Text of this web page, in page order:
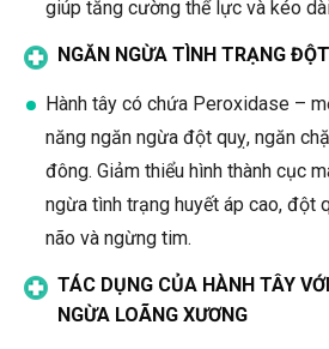
giúp tăng cường thể lực và kéo
NGĂN NGỪA TÌNH TRẠNG
Hành tây có chứa Peroxidase –
năng ngăn ngừa đột quỵ, ngăn
đông. Giảm thiểu hình thành cục
ngừa tình trạng huyết áp cao, đột
não và ngừng tim.
TÁC DỤNG CỦA HÀNH TÂY
NGỪA LOÃNG XƯƠNG